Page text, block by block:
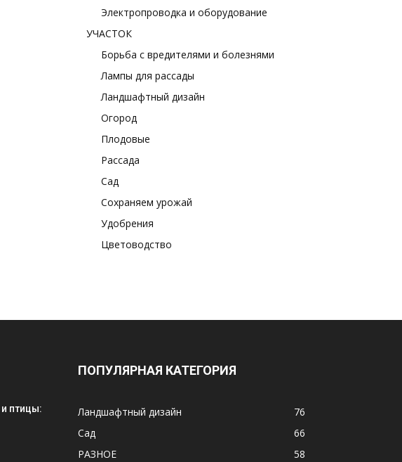
Электропроводка и оборудование
УЧАСТОК
Борьба с вредителями и болезнями
Лампы для рассады
Ландшафтный дизайн
Огород
Плодовые
Рассада
Сад
Сохраняем урожай
Удобрения
Цветоводство
птицы:
ПОПУЛЯРНАЯ КАТЕГОРИЯ
Ландшафтный дизайн
76
Сад
66
РАЗНОЕ
58